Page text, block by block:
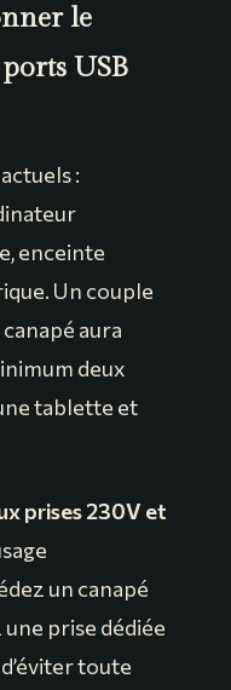
le
USB
:
enceinte
Un couple
aura
deux
tablette et
prises 230V et
un canapé
prise dédiée
toute